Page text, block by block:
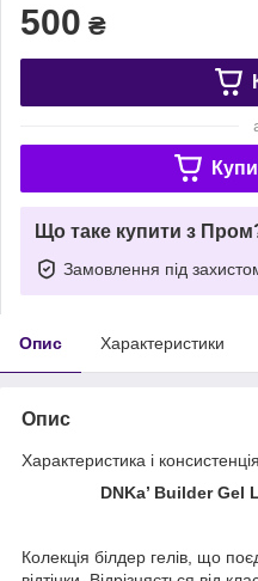
500 ₴
Що таке купити з
Замовлення під
Опис Характеристики
Опис
Характеристика і консистенція
DNKa’ BuilderGel
Колекція білдер гелів, що